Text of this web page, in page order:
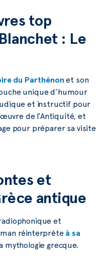
top
: Le
du Parthénon et son
unique d’humour
et instructif pour
de l’Antiquité, et
pour préparer sa visite
et
antique
et
réinterprète à sa
mythologie grecque.